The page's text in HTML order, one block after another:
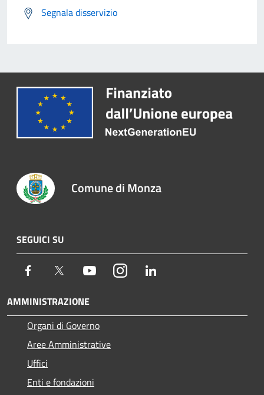
Segnala disservizio
Comune di Monza
SEGUICI SU
Facebook Twitter YoutubeInstagram
AMMINISTRAZIONE
Organi di Governo
Aree Amministrative
Uffici
Enti e fondazioni